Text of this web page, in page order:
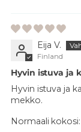
Eija V.
Finland
Hyvin istuva ja
Hyvin istuva ja
mekko.
Normaali kokosi: